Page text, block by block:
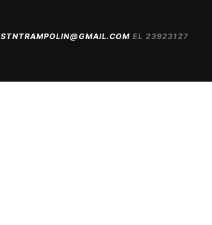
STNTRAMPOLIN@GMAIL.COM EL 23923127